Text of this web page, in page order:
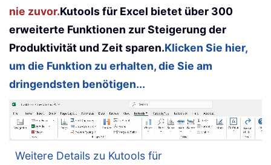
nie zuvor.Kutools für Excel bietet über 300
erweiterte Funktionen zur Steigerung der
Produktivität und Zeit sparen.Klicken Sie hier,
um die Funktion zu erhalten, die Sie am
dringendsten benötigen...
Weitere Details zu Kutools für